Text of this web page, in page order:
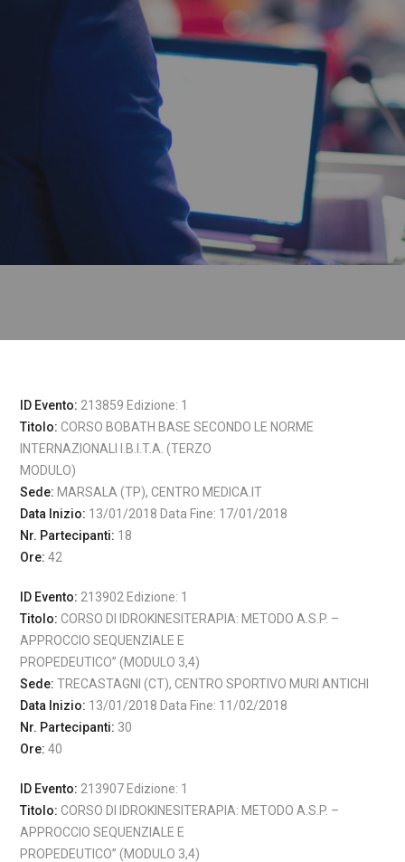
ID Evento: 213859 Edizione: 1
Titolo: CORSO BOBATH BASE SECONDO LE NORME
INTERNAZIONALI I.B.I.T.A. (TERZO
MODULO)
Sede: MARSALA (TP), CENTRO MEDICA.IT
Data Inizio: 13/01/2018 Data Fine: 17/01/2018
Nr. Partecipanti: 18
Ore: 42
ID Evento: 213902 Edizione: 1
Titolo: CORSO DI IDROKINESITERAPIA: METODO A.S.P. –
APPROCCIO SEQUENZIALE E
PROPEDEUTICO” (MODULO 3,4)
Sede: TRECASTAGNI (CT), CENTRO SPORTIVO MURI ANTICHI
Data Inizio: 13/01/2018 Data Fine: 11/02/2018
Nr. Partecipanti: 30
Ore: 40
ID Evento: 213907 Edizione: 1
Titolo: CORSO DI IDROKINESITERAPIA: METODO A.S.P. –
APPROCCIO SEQUENZIALE E
PROPEDEUTICO” (MODULO 3,4)